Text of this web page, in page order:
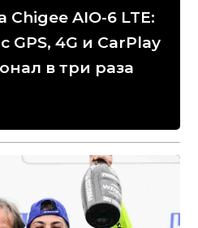
Chigee AIO-6 LTE:
GPS, 4G и CarPlay
в три раза